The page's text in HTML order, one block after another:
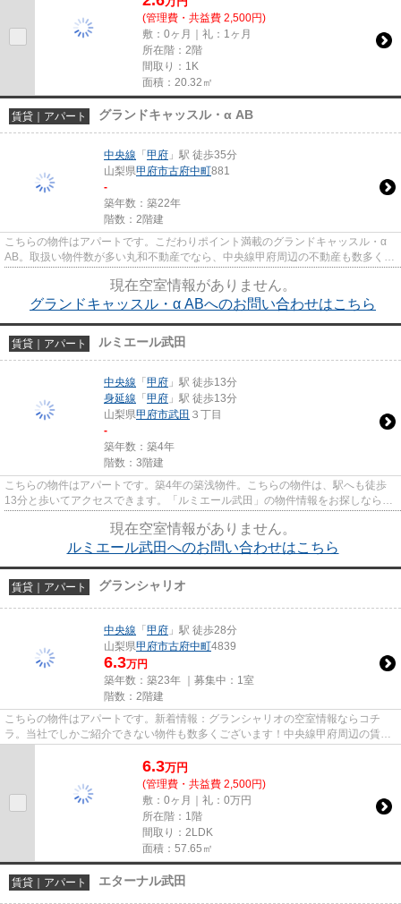
(管理費・共益費 2,500円)
敷：0ヶ月｜礼：1ヶ月
所在階：2階
間取り：1K
面積：20.32㎡
賃貸｜アパート グランドキャッスル・α AB
中央線 「 甲府 」駅 徒歩35分
山梨県甲府市古府中町881
-
築年数：築22年
階数：2階建
こちらの物件はアパートです。こだわりポイント満載のグランドキャッスル・α
AB。取扱い物件数が多い丸和不動産でなら、中央線甲府周辺の不動産も数多く取
現在空室情報がありません。
グランドキャッスル・α ABへのお問い合わせはこちら
賃貸｜アパート ルミエール武田
中央線 「 甲府 」駅 徒歩13分
身延線 「 甲府 」駅 徒歩13分
山梨県甲府市武田 ３丁目
-
築年数：築4年
階数：3階建
こちらの物件はアパートです。築4年の築浅物件。こちらの物件は、駅へも徒歩
13分と歩いてアクセスできます。「ルミエール武田」の物件情報をお探しならお
現在空室情報がありません。
ルミエール武田へのお問い合わせはこちら
賃貸｜アパート グランシャリオ
中央線 「 甲府 」駅 徒歩28分
山梨県甲府市古府中町4839
6.3万円
築年数：築23年 ｜募集中： 1室
階数：2階建
こちらの物件はアパートです。新着情報：グランシャリオの空室情報ならコチ
ラ。当社でしかご紹介できない物件も数多くございます！中央線甲府周辺の賃貸
6.3万円
(管理費・共益費 2,500円)
敷：0ヶ月｜礼：0万円
所在階：1階
間取り：2LDK
面積：57.65㎡
賃貸｜アパート エターナル武田